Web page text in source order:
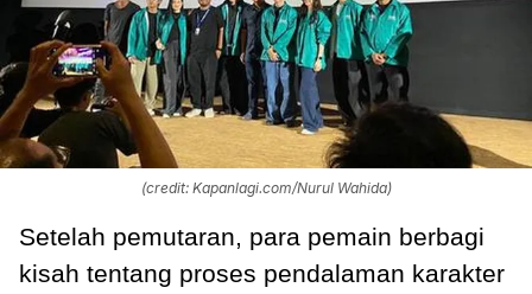
(credit: Kapanlagi.com/Nurul Wahida)
Setelah pemutaran, para pemain berbagi
kisah tentang proses pendalaman karakter